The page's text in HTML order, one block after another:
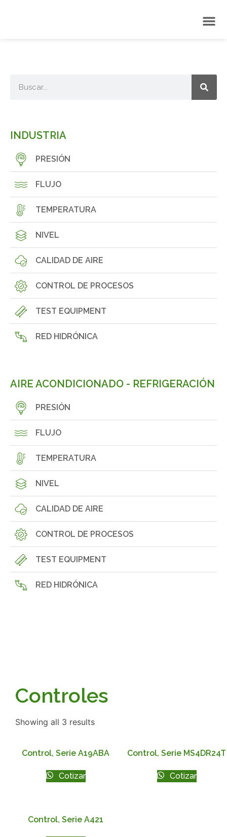
INDUSTRIA
PRESIÓN
FLUJO
TEMPERATURA
NIVEL
CALIDAD DE AIRE
CONTROL DE PROCESOS
TEST EQUIPMENT
RED HIDRÓNICA
AIRE ACONDICIONADO - REFRIGERACIÓN
PRESIÓN
FLUJO
TEMPERATURA
NIVEL
CALIDAD DE AIRE
CONTROL DE PROCESOS
TEST EQUIPMENT
RED HIDRÓNICA
Controles
Showing all 3 results
Control, Serie A19ABA
Cotizar
Control, Serie MS4DR24T
Cotizar
Control, Serie A421